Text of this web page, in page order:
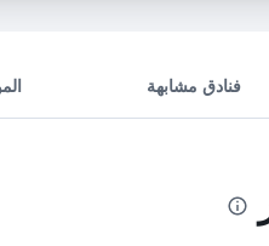
فنادق مشابهة